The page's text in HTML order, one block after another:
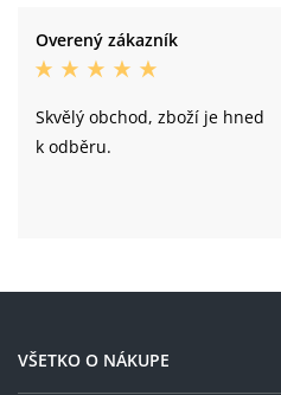
Overený zákazník
Skvělý obchod, zboží je hned
k odběru.
VŠETKO O NÁKUPE